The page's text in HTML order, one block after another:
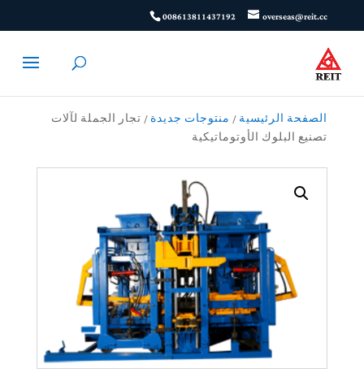
008613811437192 overseas@reit.cc
الصفحة الرئيسية / منتوجات جديدة / تجار الجملة لآلات
تصنيع البلوك الأوتوماتيكية